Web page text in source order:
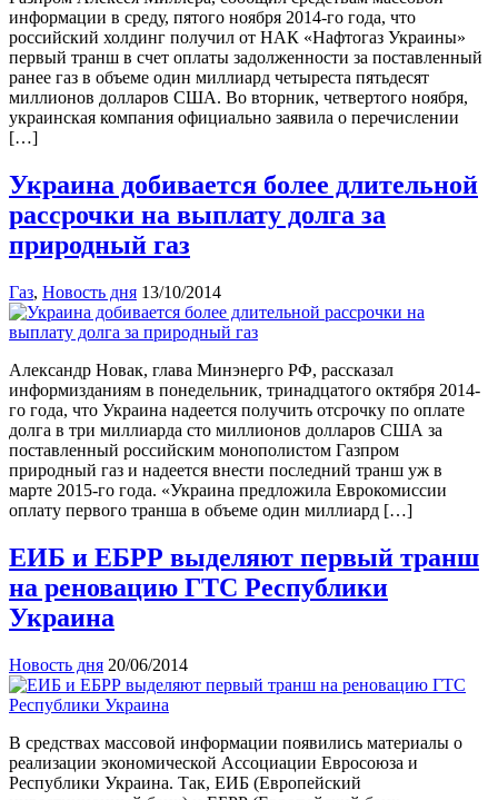
информации в среду, пятого ноября 2014-го года, что
российский холдинг получил от НАК «Нафтогаз Украины»
первый транш в счет оплаты задолженности за поставленный
ранее газ в объеме один миллиард четыреста пятьдесят
миллионов долларов США. Во вторник, четвертого ноября,
украинская компания официально заявила о перечислении
[…]
Украина добивается более длительной
рассрочки на выплату долга за
природный газ
Газ, Новость дня 13/10/2014
Александр Новак, глава Минэнерго РФ, рассказал
информизданиям в понедельник, тринадцатого октября 2014-
го года, что Украина надеется получить отсрочку по оплате
долга в три миллиарда сто миллионов долларов США за
поставленный российским монополистом Газпром
природный газ и надеется внести последний транш уж в
марте 2015-го года. «Украина предложила Еврокомиссии
оплату первого транша в объеме один миллиард […]
ЕИБ и ЕБРР выделяют первый транш
на реновацию ГТС Республики
Украина
Новость дня 20/06/2014
В средствах массовой информации появились материалы о
реализации экономической Ассоциации Евросоюза и
Республики Украина. Так, ЕИБ (Европейский